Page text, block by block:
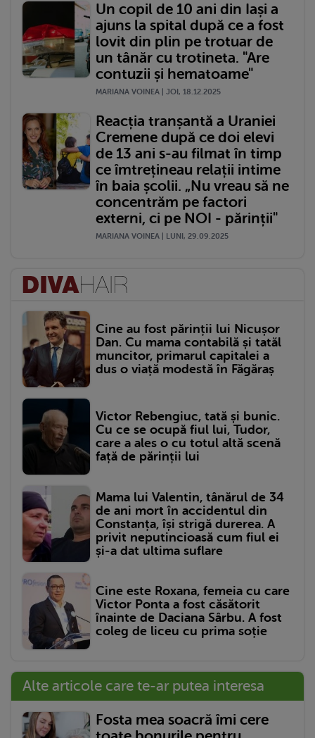
Un copil de 10 ani din Iași a
ajuns la spital după ce a fost
lovit din plin pe trotuar de
un tânăr cu trotineta. "Are
contuzii și hematoame"
MARIANA VOINEA | JOI, 18.12.2025
Reacția tranșantă a Uraniei
Cremene după ce doi elevi
de 13 ani s-au filmat în timp
ce îmtrețineau relații intime
în baia școlii. „Nu vreau să ne
concentrăm pe factori
externi, ci pe NOI - părinții"
MARIANA VOINEA | LUNI, 29.09.2025
Cine au fost părinții lui Nicușor
Dan. Cu mama contabilă și tatăl
muncitor, primarul capitalei a
dus o viață modestă în Făgăraș
Victor Rebengiuc, tată și bunic.
Cu ce se ocupă fiul lui, Tudor,
care a ales o cu totul altă scenă
față de părinții lui
Mama lui Valentin, tânărul de 34
de ani mort în accidentul din
Constanța, își strigă durerea. A
privit neputincioasă cum fiul ei
și-a dat ultima suflare
Cine este Roxana, femeia cu care
Victor Ponta a fost căsătorit
înainte de Daciana Sârbu. A fost
coleg de liceu cu prima soție
Alte articole care te-ar putea interesa
Fosta mea soacră îmi cere